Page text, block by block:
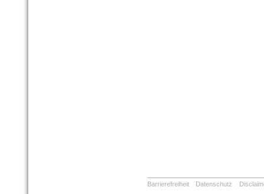
Barrierefreiheit Datenschutz